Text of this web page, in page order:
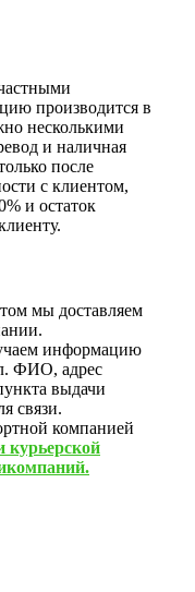
производится в
несколькими
и наличная
после
с клиентом,
и остаток
мы доставляем
информацию
ФИО, адрес
выдачи
связи.
компанией